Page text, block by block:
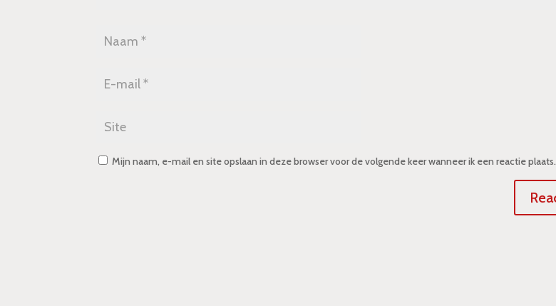
Mijn naam, e-mail en site opslaan in deze browser voor de volgende keer wanneer ik een reactie plaats.